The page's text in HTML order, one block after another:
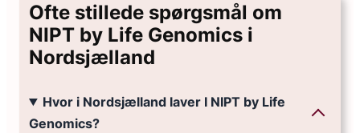
Ofte stillede spørgsmål om
NIPT by Life Genomics i
Nordsjælland
Hvor i Nordsjælland laver I NIPT by Life
Genomics?